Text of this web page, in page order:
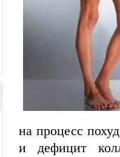
на процесс
и дефицит